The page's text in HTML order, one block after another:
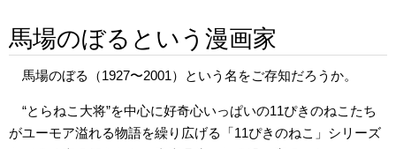
馬場のぼるという漫画家
馬場のぼる（1927〜2001）という名をご存知だろうか。
“とらねこ大将”を中心に好奇心いっぱいの11ぴきのねこたち
がユーモア溢れる物語を繰り広げる「11ぴきのねこ」シリーズ